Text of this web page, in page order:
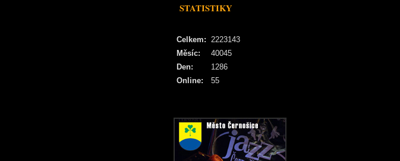
STATISTIKY
Online: 55
Celkem: 2223143
Měsíc:
40045
Den:
1286